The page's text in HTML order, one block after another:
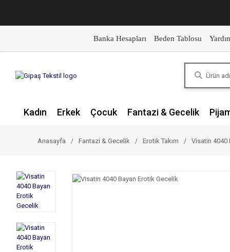
Banka Hesapları Beden Tablosu
Kadın Erkek Çocuk Fantazi & Gecelik
Anasayfa Fantazi & Gecelik Erotik Takım Visatin 4040